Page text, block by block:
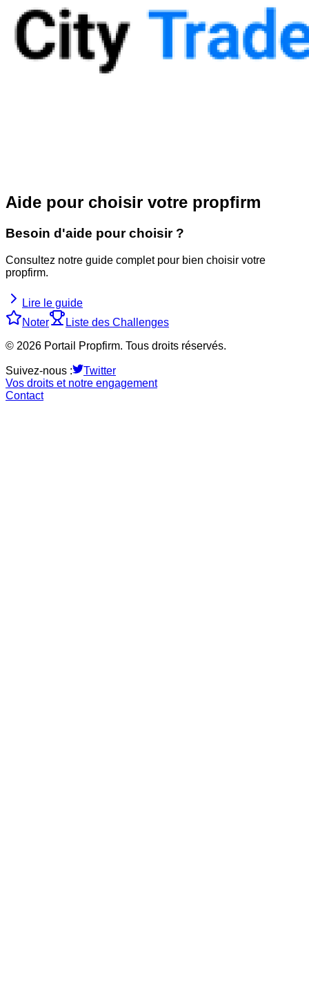
Aide pour choisir votre propfirm
Besoin d'aide pour choisir ?
Consultez notre guide complet pour bien choisir votre
propfirm.
Lire le guide
Noter
Liste des Challenges
© 2026 Portail Propfirm. Tous droits réservés.
Suivez-nous :
Twitter
Vos droits et notre engagement
Contact